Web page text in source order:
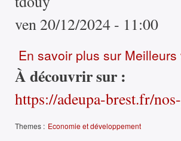
ven 20/12/2024 - 11:00
En savoir plus sur
À découvrir sur :
https://adeupa-brest.fr/
Themes : Economie et développement